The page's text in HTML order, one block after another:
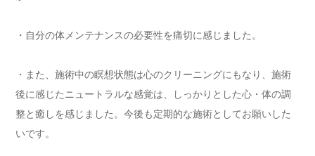
・自分の体メンテナンスの必要性を痛切に感じました。
・また、施術中の瞑想状態は心のクリーニングにもなり、施術
後に感じたニュートラルな感覚は、しっかりとした心・体の調
整と癒しを感じました。今後も定期的な施術としてお願いした
いです。